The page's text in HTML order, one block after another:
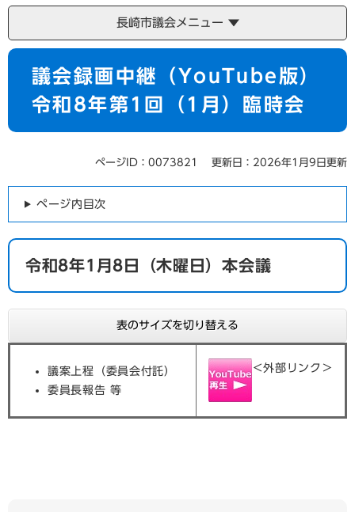
長崎市議会メニュー
本
議会録画中継（YouTube版）
令和8年第1回（1月）臨時会
ページID：0073821 更新日：2026年1月9日更新
ページ内目次
令和8年1月8日（木曜日）本会議
表のサイズを切り替える
議案上程（委員会付託）
委員長報告 等
＜外部リンク＞